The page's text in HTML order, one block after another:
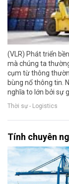
(VLR) Phát triển
mà chúng ta
cụm từ thông
bùng nổ thông tin.
nghĩa to lớn bởi sự
Thời sự - Logistics
Tính chuyên